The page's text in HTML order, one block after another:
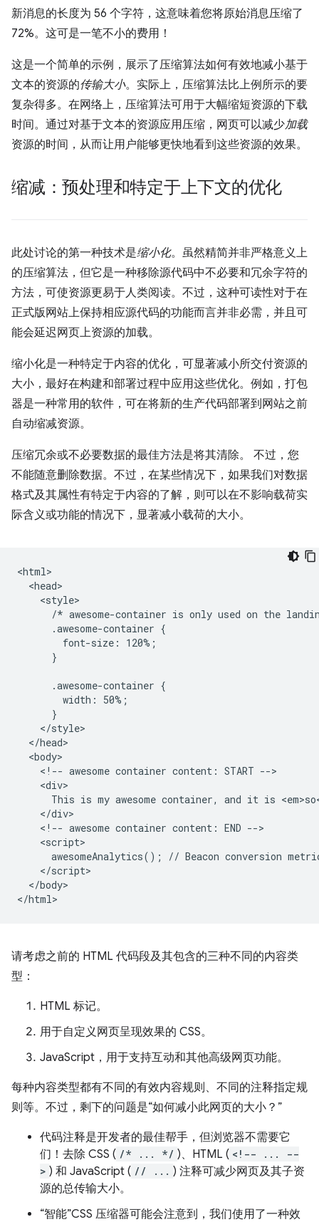
新消息的长度为 56 个字符，这意味着您将原始消息压缩了
72%。这可是一笔不小的费用！
这是一个简单的示例，展示了压缩算法如何有效地减小基于
文本的资源的传输大小。实际上，压缩算法比上例所示的要
复杂得多。在网络上，压缩算法可用于大幅缩短资源的下载
时间。通过对基于文本的资源应用压缩，网页可以减少加载
资源的时间，从而让用户能够更快地看到这些资源的效果。
缩减：预处理和特定于上下文的优化
此处讨论的第一种技术是缩小化。虽然精简并非严格意义上
的压缩算法，但它是一种移除源代码中不必要和冗余字符的
方法，可使资源更易于人类阅读。不过，这种可读性对于在
正式版网站上保持相应源代码的功能而言并非必需，并且可
能会延迟网页上资源的加载。
缩小化是一种特定于内容的优化，可显著减小所交付资源的
大小，最好在构建和部署过程中应用这些优化。例如，打包
器是一种常用的软件，可在将新的生产代码部署到网站之前
自动缩减资源。
压缩冗余或不必要数据的最佳方法是将其清除。 不过，您
不能随意删除数据。不过，在某些情况下，如果我们对数据
格式及其属性有特定于内容的了解，则可以在不影响载荷实
际含义或功能的情况下，显著减小载荷的大小。
<html>
  <head>
    <style>
/* awesome-container is only used on the
      .awesome-container {
        font-size: 120%;
      }
      .awesome-container {
        width: 50%;
      }
    </style>
  </head>
  <body>
    <!-- awesome container content: START -->
    <div>
This is my awesome container, and it is
    </div>
    <!-- awesome container content: END -->
    <script>
awesomeAnalytics(); // Beacon conversion
    </script>
  </body>
请考虑之前的 HTML 代码段及其包含的三种不同的内容类
型：
HTML 标记。
用于自定义网页呈现效果的 CSS。
JavaScript，用于支持互动和其他高级网页功能。
每种内容类型都有不同的有效内容规则、不同的注释指定规
则等。不过，剩下的问题是“如何减小此网页的大小？”
代码注释是开发者的最佳帮手，但浏览器不需要它
们！去除 CSS ( /* ... */ )、HTML ( <!-- ... --
> ) 和 JavaScript ( // ... ) 注释可减少网页及其子资
源的总传输大小。
“智能”CSS 压缩器可能会注意到，我们使用了一种效